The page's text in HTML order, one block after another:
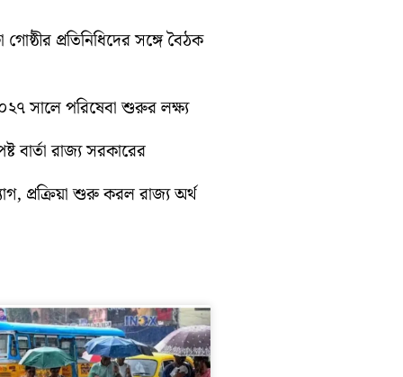
প্রতিনিধিদের সঙ্গে বৈঠক
সালে পরিষেবা শুরুর লক্ষ্য
রাজ্য সরকারের
প্রক্রিয়া শুরু করল রাজ্য অর্থ